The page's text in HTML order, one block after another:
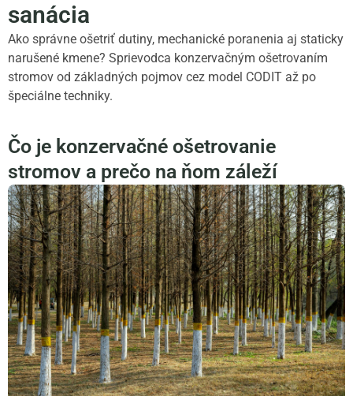
sanácia
Ako správne ošetriť dutiny, mechanické poranenia aj staticky
narušené kmene? Sprievodca konzervačným ošetrovaním
stromov od základných pojmov cez model CODIT až po
špeciálne techniky.
Čo je konzervačné ošetrovanie
stromov a prečo na ňom záleží